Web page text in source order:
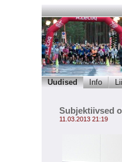
Uudised Info
Subjektiivsed
11.03.2013 21:19